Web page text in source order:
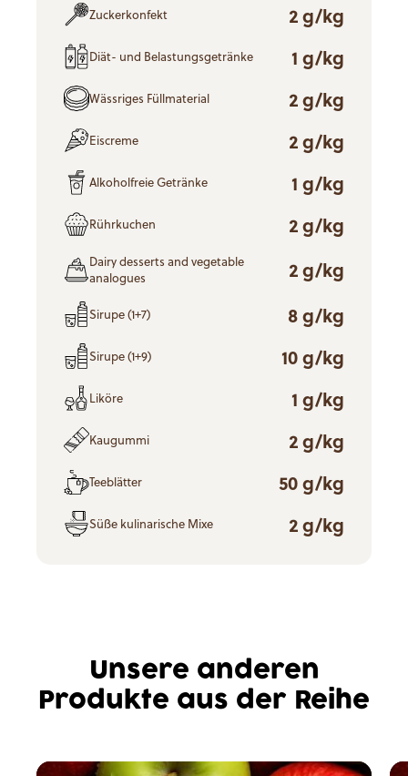
Zuckerkonfekt 2 g/kg
Diät- und Belastungsgetränke 1 g/kg
Wässriges Füllmaterial 2 g/kg
Eiscreme 2 g/kg
Alkoholfreie Getränke 1 g/kg
Rührkuchen 2 g/kg
Dairy desserts and vegetable
analogues
2 g/kg
Sirupe (1+7) 8 g/kg
Sirupe (1+9) 10 g/kg
Liköre 1 g/kg
Kaugummi 2 g/kg
Teeblätter 50 g/kg
Süße kulinarische Mixe 2 g/kg
Unsere anderen
Produkte aus der Reihe